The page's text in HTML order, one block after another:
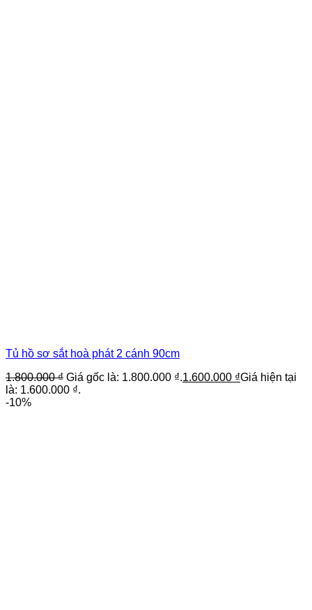
Tủ hồ sơ sắt hoà phát 2 cánh 90cm
1.800.000₫ Giá gốc là: 1.800.000 ₫.1.600.000 ₫Giá hiện tại
là: 1.600.000 ₫.
-10%